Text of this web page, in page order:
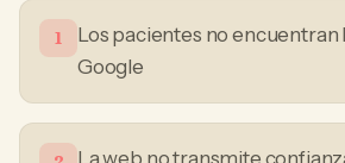
1
Los pacientes no encuentran
Google
La web no transmite